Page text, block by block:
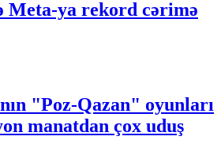
Meta-ya rekord cərimə
"Poz-Qazan" oyunları
manatdan çox uduş